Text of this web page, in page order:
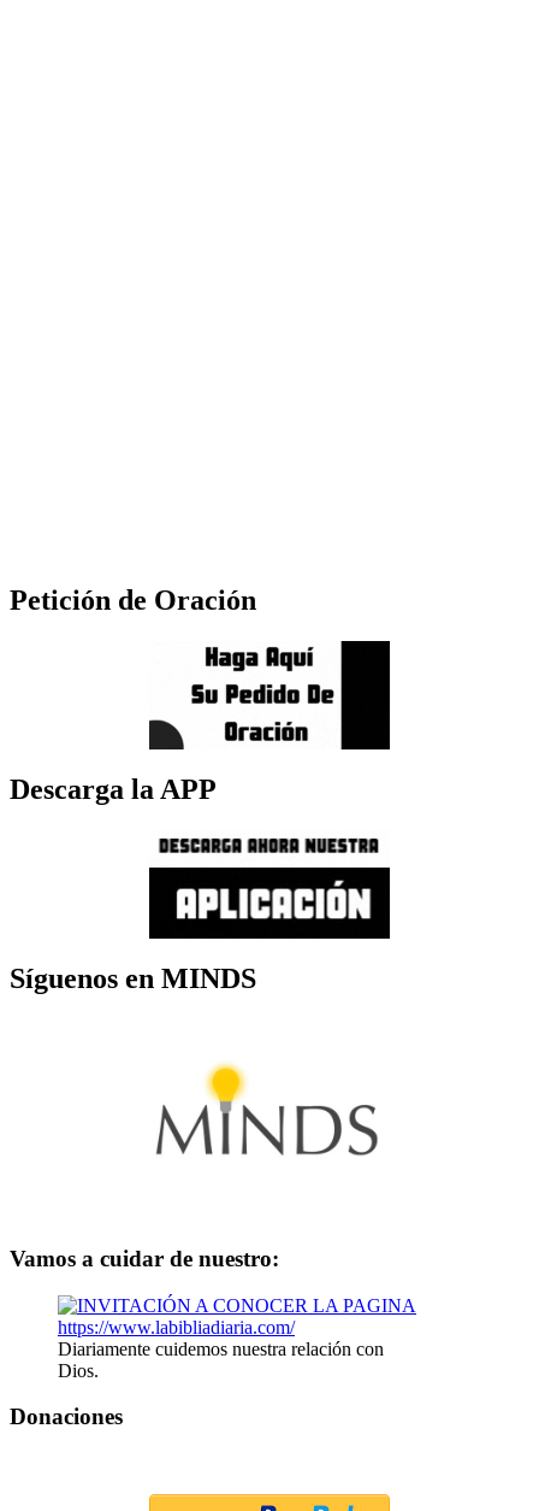
Petición de Oración
Descarga la APP
Síguenos en MINDS
Vamos a cuidar de nuestro:
Diariamente cuidemos nuestra relación con
Dios.
Donaciones